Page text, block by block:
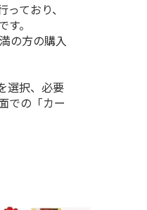
ており、
。
の方の購入
選択、必要
での「カー